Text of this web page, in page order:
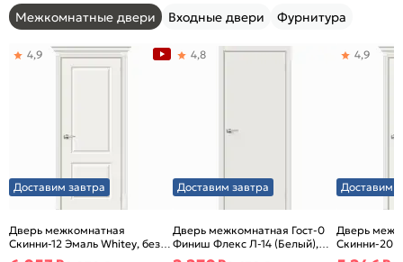
Межкомнатные двери Входные двери Фурнитура
Доставим завтра
Дверь межкомнатная
Скинни-12 Эмаль Whitey, без
декора, глухая, без стекла,
4,9
Доставим завтра
Дверь межкомнатная Гост-0
Финиш Флекс Л-14 (Белый),
глухая, каркасно-щитовая
4,8
Доставим
Дверь
Скинни-20
декора,
4,9